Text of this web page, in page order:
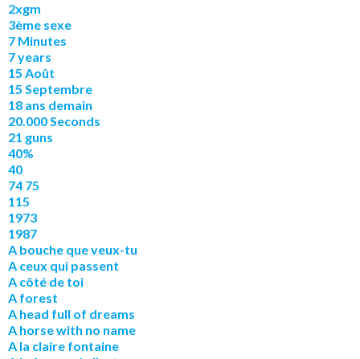
2xgm
3ème sexe
7 Minutes
7 years
15 Août
15 Septembre
18 ans demain
20.000 Seconds
21 guns
40%
40
74 75
115
1973
1987
A bouche que veux-tu
A ceux qui passent
A côté de toi
A forest
A head full of dreams
A horse with no name
A la claire fontaine